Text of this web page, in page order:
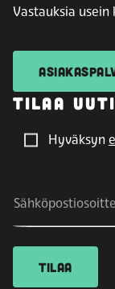
Vastauksia
TILAA
Hyväksyn
TILAA